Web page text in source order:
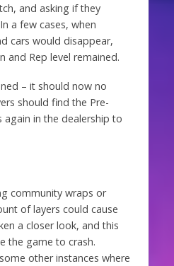
and asking if they
a few cases, when
cars would disappear,
and Rep level remained.
– it should now no
should find the Pre-
again in the dealership to
community wraps or
of layers could cause
a closer look, and this
the game to crash.
other instances where